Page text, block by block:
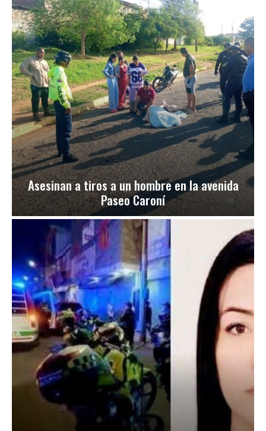
Asesinan a tiros a un hombre en la avenida
Paseo Caroní